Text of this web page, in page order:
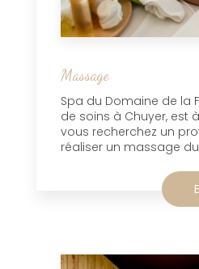
Massage
Spa du Domaine de la
de soins à Chuyer, est
vous recherchez un
réaliser un massage